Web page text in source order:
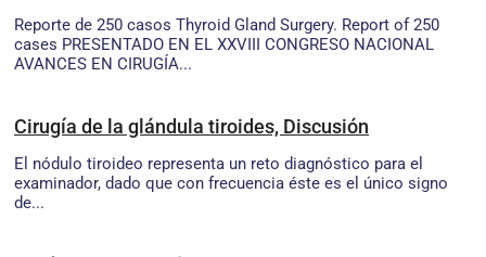
Reporte de 250 casos Thyroid Gland Surgery. Report of 250
cases PRESENTADO EN EL XXVIII CONGRESO NACIONAL
AVANCES EN CIRUGÍA...
Cirugía de la glándula tiroides, Discusión
El nódulo tiroideo representa un reto diagnóstico para el
examinador, dado que con frecuencia éste es el único signo
de...